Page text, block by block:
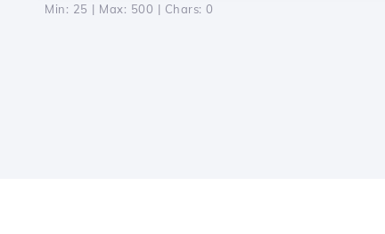
Min: 25 | Max: 500 | Chars: 0